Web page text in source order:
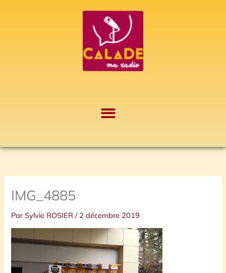
IMG_4885
ParSylvie ROSIER/ 2 décembre 2019